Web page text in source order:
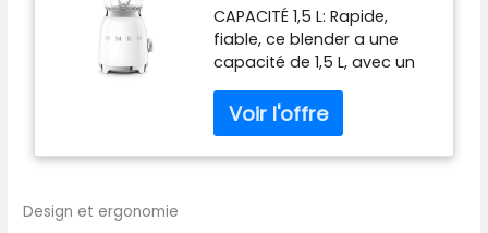
Smoothie, Pulse,
Glace Pilée et
Autonettoyant, Bloc
Moteur et Bouchon
Doseur, Base
Antidérapante, Range
cordon Intégré, 800W,
CAPACITÉ 1,5 L: Rapide,
fiable, ce blender a une
capacité de 1,5 L, avec un
corps en acier inoxydable
et une base pratique avec
pieds antidérapants 4
FONCTIONS: Equipé de 4
Design et ergonomie